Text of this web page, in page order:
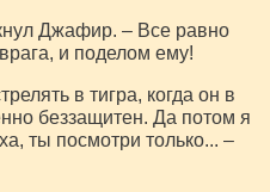
Джафир. – Все равно
и поделом ему!
в тигра, когда он в
беззащитен. Да потом я
ты посмотри только... –